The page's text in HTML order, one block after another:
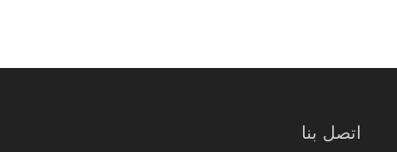
اتصل بنا